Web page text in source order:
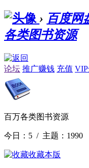
› 百度网
各类图书资源
论坛 推广赚钱 充值
百万各类图书资源
今日：5 / 主题：1990
收藏本版